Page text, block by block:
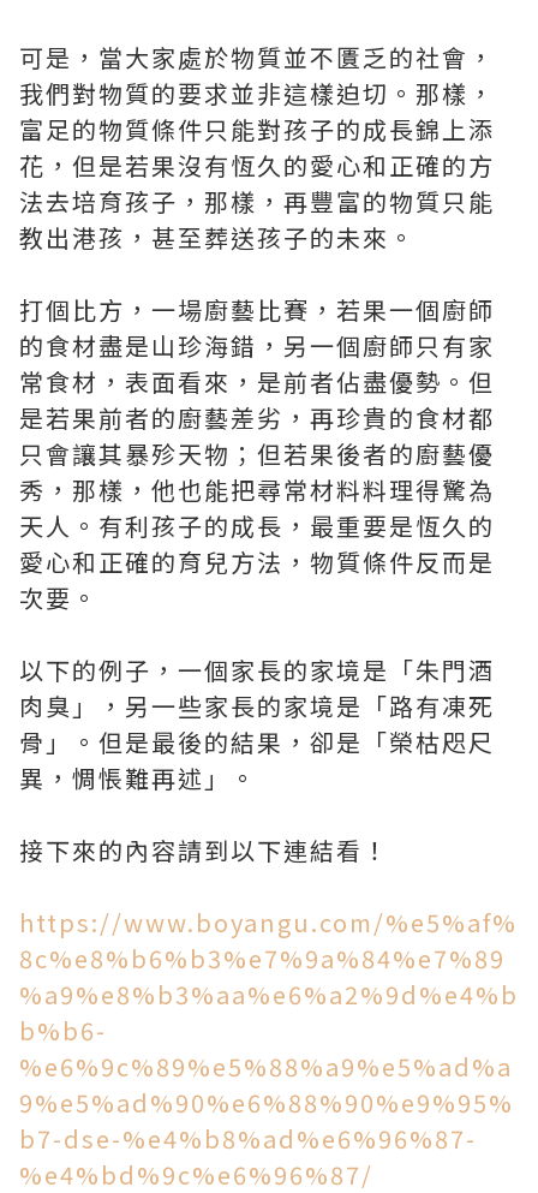
可是，當大家處於物質並不匱乏的社會，
我們對物質的要求並非這樣迫切。那樣，
富足的物質條件只能對孩子的成長錦上添
花，但是若果沒有恆久的愛心和正確的方
法去培育孩子，那樣，再豐富的物質只能
教出港孩，甚至葬送孩子的未來。
打個比方，一場廚藝比賽，若果一個廚師
的食材盡是山珍海錯，另一個廚師只有家
常食材，表面看來，是前者佔盡優勢。但
是若果前者的廚藝差劣，再珍貴的食材都
只會讓其暴殄天物；但若果後者的廚藝優
秀，那樣，他也能把尋常材料料理得驚為
天人。有利孩子的成長，最重要是恆久的
愛心和正確的育兒方法，物質條件反而是
次要。
以下的例子，一個家長的家境是「朱門酒
肉臭」，另一些家長的家境是「路有凍死
骨」。但是最後的結果，卻是「榮枯咫尺
異，惆悵難再述」。
接下來的內容請到以下連結看！
https://www.boyangu.com/%e5%af%
8c%e8%b6%b3%e7%9a%84%e7%89
%a9%e8%b3%aa%e6%a2%9d%e4%b
b%b6-
%e6%9c%89%e5%88%a9%e5%ad%a
9%e5%ad%90%e6%88%90%e9%95%
b7-dse-%e4%b8%ad%e6%96%87-
%e4%bd%9c%e6%96%87/